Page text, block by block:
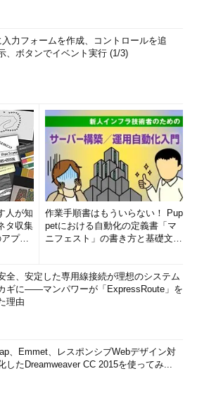
入力フォームを作成、コントロールを追
、ボタンでイベント実行 (1/3)
人が知
タ収集
プリ
作業手順書はもういらない！ Pup
petにおける自動化の定義書「マ
ニフェスト」の書き方と基礎文法
全、安定した専用線接続が理想のシステム
ギに――マンパワーが「ExpressRoute」を
理由
、Emmet、レスポンシブWebデザイン対
したDreamweaver CC 2015を使ってみ...